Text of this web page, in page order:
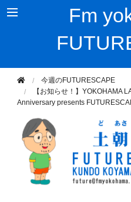
Fm
今週のFUTURESCAPE
【お知らせ！】YOKOHAMA
Anniversary presents